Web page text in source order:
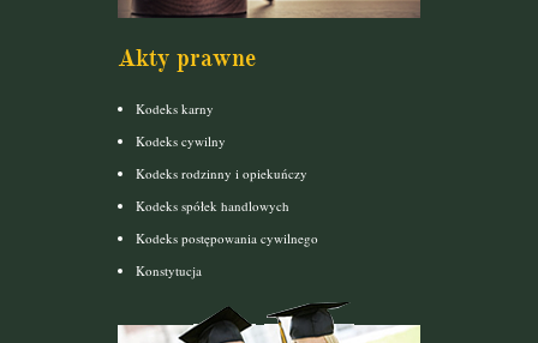
Akty prawne
Kodeks karny
Kodeks cywilny
Kodeks rodzinny i opiekuńczy
Kodeks spółek handlowych
Kodeks postępowania cywilnego
Konstytucja